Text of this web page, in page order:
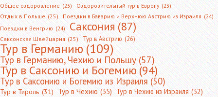
Общее оздоровление (23) Оздоровительный тур в Европу (23)
Отдых в Польше (25) Поездки в Баварию и Верхнюю Австрию из Израиля (24)
Поездки в Венгрию (24) Саксония (87)
Саксонская Швейцария (25) Тур в Австрию (26)
Тур в Германию(109)
Тур в Германию, Чехию и Польшу (57)
Тур в Саксонию и Богемию(94)
Тур в Саксонию и Богемию из Израиля (50)
Тур в Тироль (31) Тур в Чехию (35) Тур в Чехию из Израиля (32)